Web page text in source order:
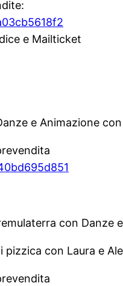
e Mailticket
e Animazione
con Danze
pizzica con Laura e